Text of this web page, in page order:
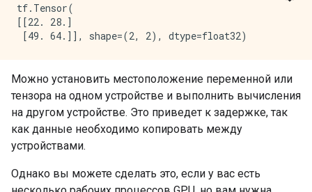
tf.Tensor(
[[22. 28.]
Можно установить местоположение переменной или
тензора на одном устройстве и выполнить вычисления
на другом устройстве. Это приведет к задержке, так
как данные необходимо копировать между
устройствами.
Однако вы можете сделать это, если у вас есть